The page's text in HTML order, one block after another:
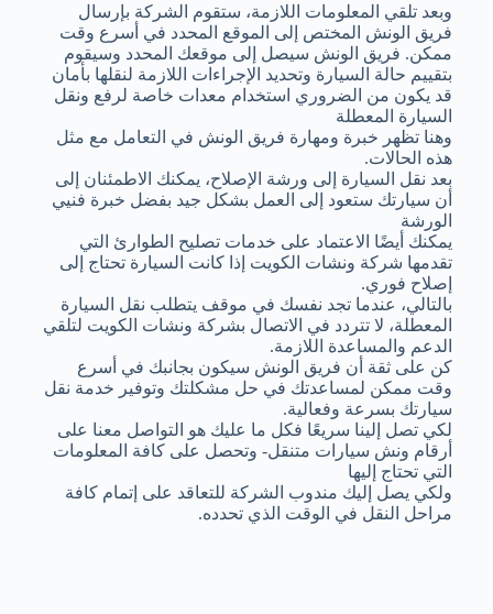
وبعد تلقي المعلومات اللازمة، ستقوم الشركة بإرسال
فريق الونش المختص إلى الموقع المحدد في أسرع وقت
ممكن. فريق الونش سيصل إلى موقعك المحدد وسيقوم
بتقييم حالة السيارة وتحديد الإجراءات اللازمة لنقلها بأمان
قد يكون من الضروري استخدام معدات خاصة لرفع ونقل
السيارة المعطلة
وهنا تظهر خبرة ومهارة فريق الونش في التعامل مع مثل
هذه الحالات.
بعد نقل السيارة إلى ورشة الإصلاح، يمكنك الاطمئنان إلى
أن سيارتك ستعود إلى العمل بشكل جيد بفضل خبرة فنيي
الورشة
يمكنك أيضًا الاعتماد على خدمات تصليح الطوارئ التي
تقدمها شركة ونشات الكويت إذا كانت السيارة تحتاج إلى
إصلاح فوري.
بالتالي، عندما تجد نفسك في موقف يتطلب نقل السيارة
المعطلة، لا تتردد في الاتصال بشركة ونشات الكويت لتلقي
الدعم والمساعدة اللازمة.
كن على ثقة أن فريق الونش سيكون بجانبك في أسرع
وقت ممكن لمساعدتك في حل مشكلتك وتوفير خدمة نقل
سيارتك بسرعة وفعالية.
لكي تصل إلينا سريعًا فكل ما عليك هو التواصل معنا على
أرقام ونش سيارات متنقل- وتحصل على كافة المعلومات
التي تحتاج إليها
ولكي يصل إليك مندوب الشركة للتعاقد على إتمام كافة
مراحل النقل في الوقت الذي تحدده.